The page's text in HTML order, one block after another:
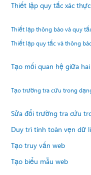
Thiết lập quy tắc xác
Thiết lập thông báo và quy
Thiết lập quy tắc và thông
Tạo mối quan hệ giữa
Tạo trường tra cứu trong
Sửa đổi trường tra cứu
Duy trì tính toàn vẹn dữ
Tạo truy vấn web
Tạo biểu mẫu web